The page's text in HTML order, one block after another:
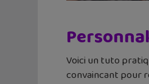
Voici un tuto
convaincant pour